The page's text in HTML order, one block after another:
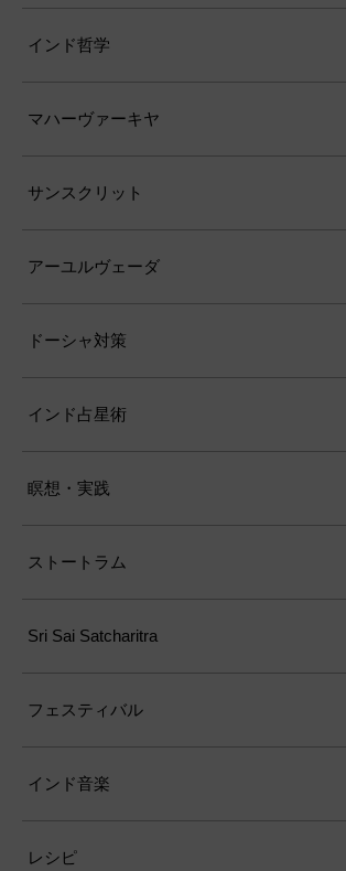
インド哲学
マハーヴァーキヤ
サンスクリット
アーユルヴェーダ
ドーシャ対策
インド占星術
瞑想・実践
ストートラム
Sri Sai Satcharitra
フェスティバル
インド音楽
レシピ